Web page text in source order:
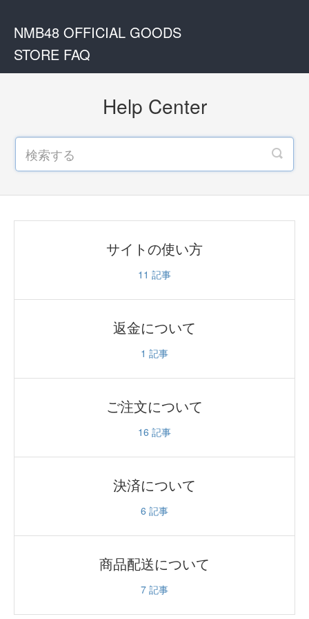
NMB48 OFFICIAL GOODS
STORE FAQ
Help Center
サイトの使い方
11 記事
返金について
1 記事
ご注文について
16 記事
決済について
6 記事
商品配送について
7 記事